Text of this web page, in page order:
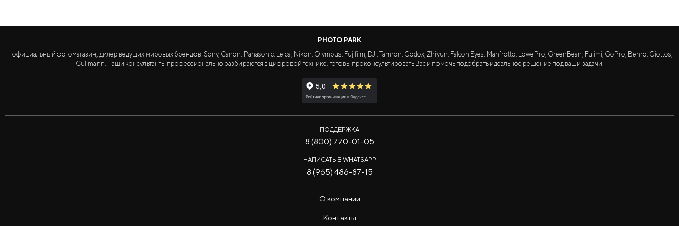
PHOTO PARK
— официальный фотомагазин, дилер ведущих мировых брендов: Sony, Canon, Panasonic, Leica, Nikon, Olympus, Fujifilm, DJI, Tamron, Godox, Zhiyun, Falcon Eyes, Manfrotto, LowePro, GreenBean, Fujimi, GoPro, Benro, Giottos,
Cullmann. Наши консультанты профессионально разбираются в цифровой технике, готовы проконсультировать Вас и помочь подобрать идеальное решение под ваши задачи.
ПОДДЕРЖКА
8 (800) 770-01-05
НАПИСАТЬ В WHATSAPP
8 (965) 486-87-15
О компании
Контакты